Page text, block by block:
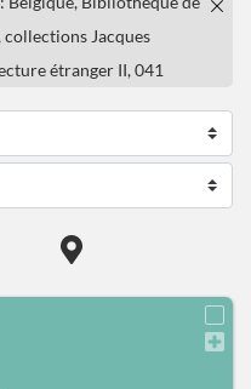
Jacques
étranger II, 041